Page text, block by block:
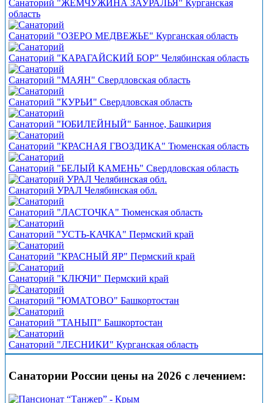
Санаторий "ЖЕМЧУЖИНА ЗАУРАЛЬЯ" Курганская
область
Санаторий "ОЗЕРО МЕДВЕЖЬЕ" Курганская область
Санаторий "КАРАГАЙСКИЙ БОР" Челябинская область
Санаторий "МАЯН" Свердловская область
Санаторий "КУРЬИ" Свердловская область
Санаторий "ЮБИЛЕЙНЫЙ" Банное, Башкирия
Санаторий "КРАСНАЯ ГВОЗДИКА" Тюменская область
Санаторий "БЕЛЫЙ КАМЕНЬ" Свердловская область
Санаторий УРАЛ Челябинская обл.
Санаторий "ЛАСТОЧКА" Тюменская область
Санаторий "УСТЬ-КАЧКА" Пермский край
Санаторий "КРАСНЫЙ ЯР" Пермский край
Санаторий "КЛЮЧИ" Пермский край
Санаторий "ЮМАТОВО" Башкортостан
Санаторий "ТАНЫП" Башкортостан
Санаторий "ЛЕСНИКИ" Курганская область
Санатории России цены на 2026 с лечением: